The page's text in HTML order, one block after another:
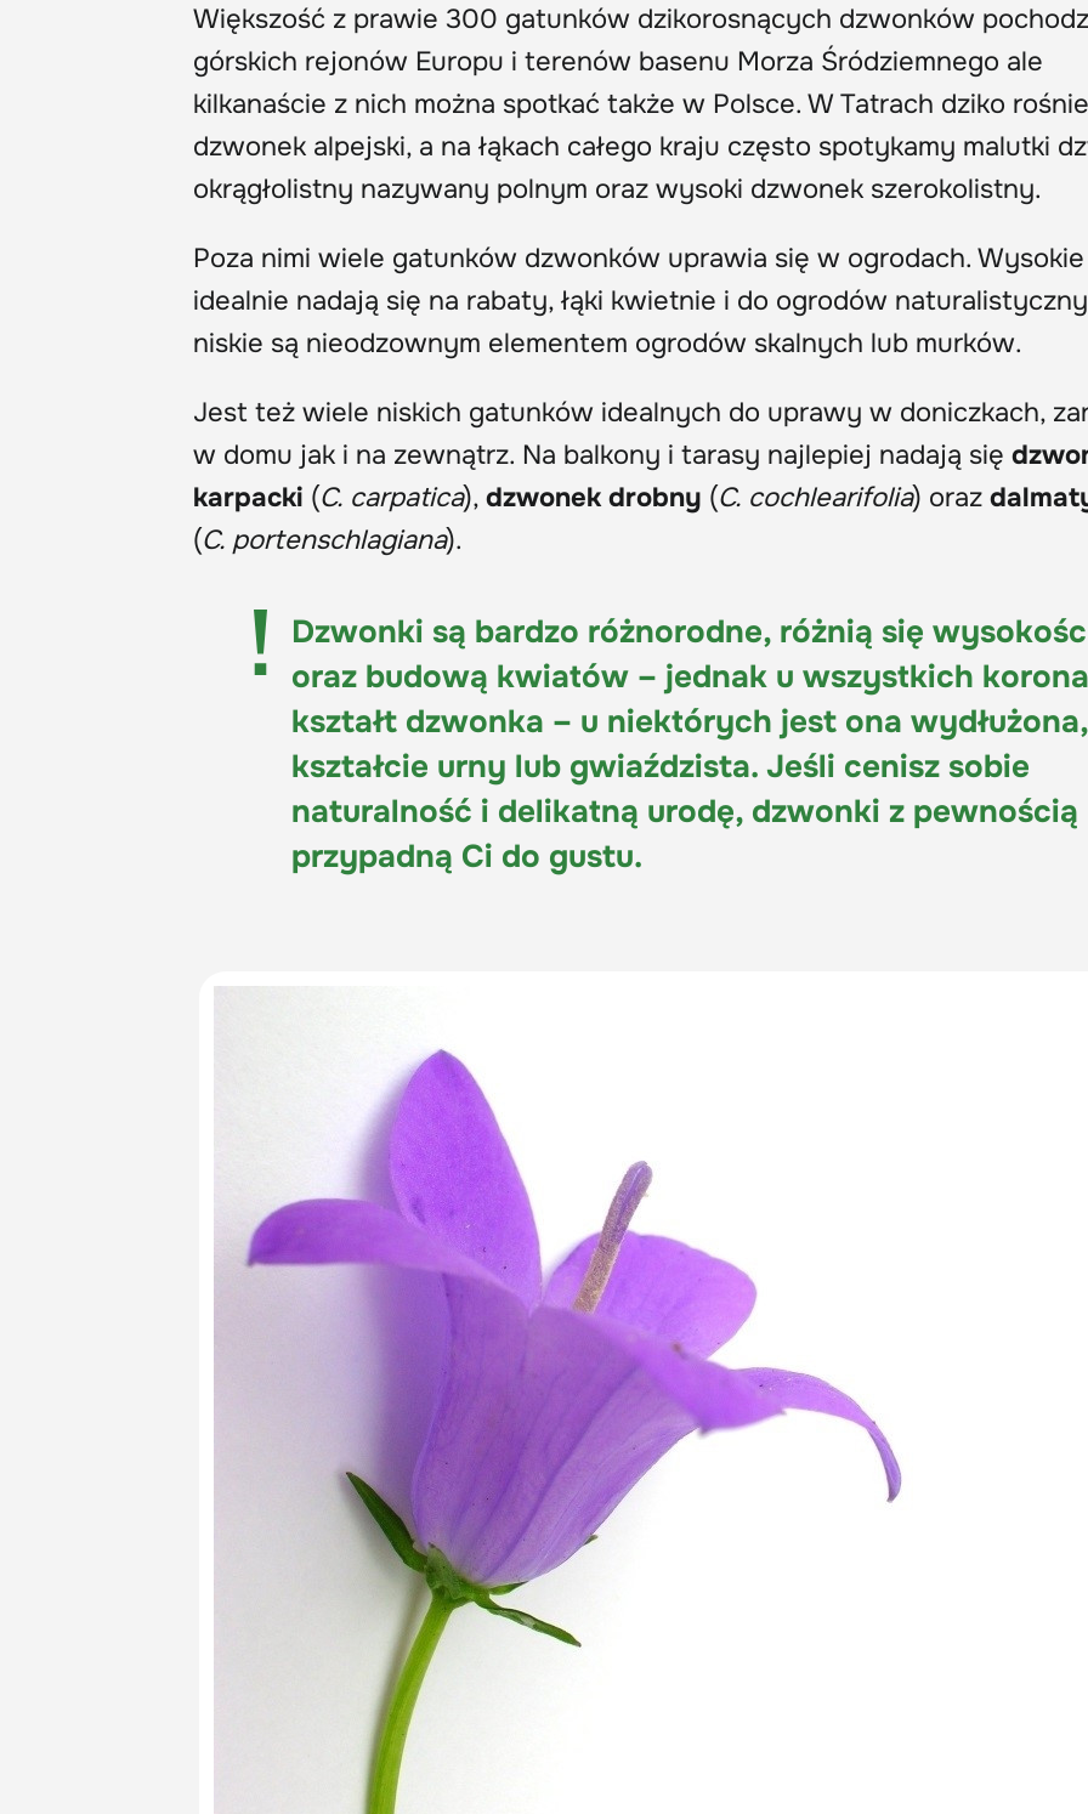
Większość z prawie 300 gatunków dzikorosnących dzwonków
górskich rejonów Europu i terenów basenu Morza Śródziemnego ale
kilkanaście z nich można spotkać także w Polsce. W Tatrach dziko rośnie
dzwonek alpejski, a na łąkach całego kraju często spotykamy malutki
okrągłolistny nazywany polnym oraz wysoki dzwonek szerokolistny.
Poza nimi wiele gatunków dzwonków uprawia się w ogrodach. Wysokie
idealnie nadają się na rabaty, łąki kwietnie i do ogrodów
niskie są nieodzownym elementem ogrodów skalnych lub murków.
Jest też wiele niskich gatunków idealnych do uprawy w doniczkach,
w domu jak i na zewnątrz. Na balkony i tarasy najlepiej nadają się
karpacki (C. carpatica), dzwonek drobny (C. cochlearifolia) oraz
(C. portenschlagiana).
Dzwonki są bardzo różnorodne, różnią się
oraz budową kwiatów – jednak u wszystkich
kształt dzwonka – u niektórych jest ona
kształcie urny lub gwiaździsta. Jeśli cenisz sobie
naturalność i delikatną urodę, dzwonki z pewnością
przypadną Ci do gustu.